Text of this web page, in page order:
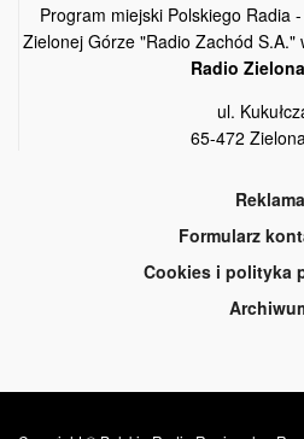
Program miejski Polskiego Radia
Zielonej Górze "Radio Zachód
Radio
ul.
65-472
Reklama
Formularz
Cookies i polityka